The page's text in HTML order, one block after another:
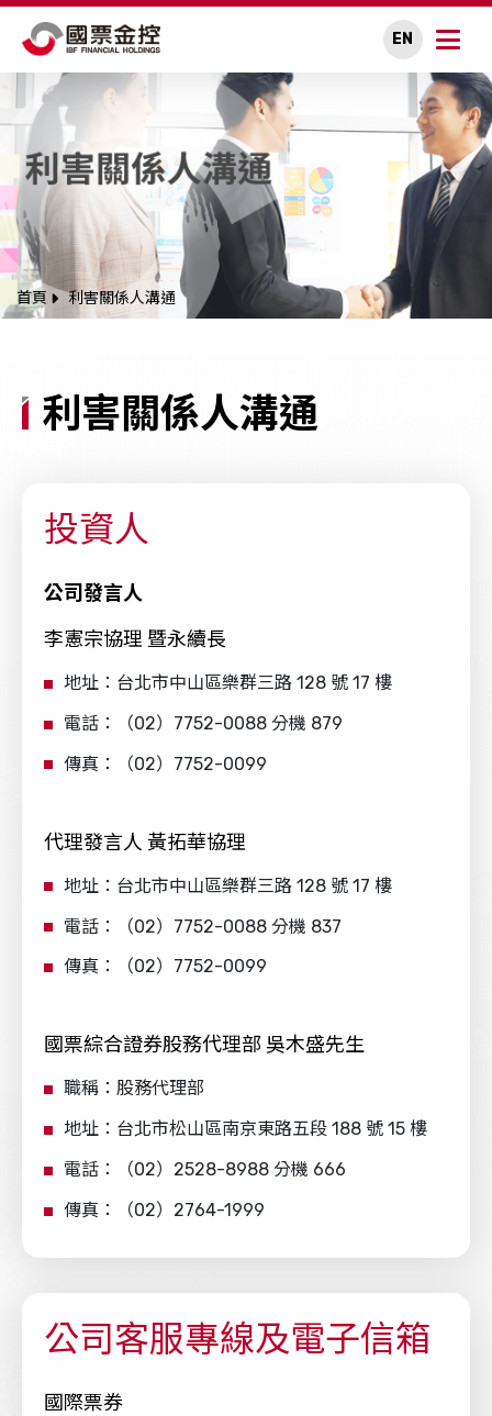
EN
於國票金控
續專區
司治理
資人關係
聞中心
首頁 利害關係人溝通
利害關係人溝通
投資人
公司發言人
李憲宗協理 暨永續長
地址：台北市中山區樂群三路 128 號 17 樓
電話：（02）7752-0088 分機 879
傳真：（02）7752-0099
代理發言人 黃拓華協理
地址：台北市中山區樂群三路 128 號 17 樓
電話：（02）7752-0088 分機 837
傳真：（02）7752-0099
國票綜合證券股務代理部 吳木盛先生
職稱：股務代理部
地址：台北市松山區南京東路五段 188 號 15 樓
電話：（02）2528-8988 分機 666
傳真：（02）2764-1999
公司客服專線及電子信箱
國際票券